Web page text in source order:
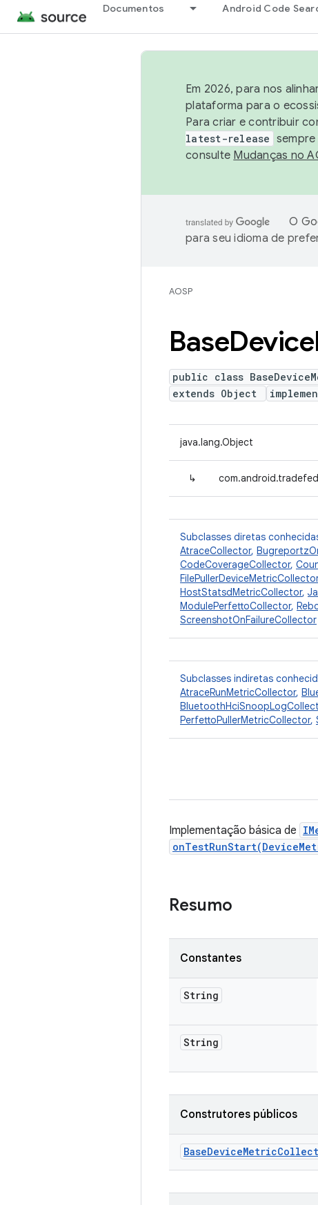
Documentos Android Code
Em 2026, para nos
plataforma para o
Para criar e contribuir
latest-release
consulte Mudanças no
O
para seu idioma de
AOSP
BaseDevice
public class
extends Object
java.lang.Object
↳
Subclasses diretas
AtraceCollector,
CodeCoverageCollector,
FilePullerDeviceMetricCollector
HostStatsdMetricCollector,
ModulePerfettoCollector,
ScreenshotOnFailureCollector
Subclasses indiretas
AtraceRunMetricCollector,
PerfettoPullerMetricCollector,
Implementação básica de
Resumo
Constantes
String
String
Construtores públicos
BaseDeviceMetric